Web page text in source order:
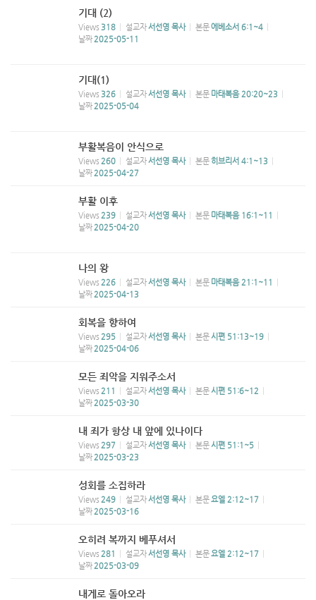
기대 (2)
Views 318 설교자서선영 목사 본문에베소서 6:1~4
날짜 2025-05-11
기대(1)
Views 326 설교자서선영 목사 본문 마태복음 20:20~23
날짜 2025-05-04
부활복음이 안식으로
Views 260 설교자서선영 목사 본문히브리서 4:1~13
날짜 2025-04-27
부활 이후
Views 239 설교자서선영 목사 본문 마태복음 16:1~11
날짜 2025-04-20
나의 왕
Views 226 설교자서선영 목사 본문 마태복음 21:1~11
날짜 2025-04-13
회복을 향하여
Views 295 설교자서선영 목사 본문 시편 51:13~19
날짜 2025-04-06
모든 죄악을 지워주소서
Views 211 설교자서선영 목사 본문 시편 51:6~12
날짜 2025-03-30
내 죄가 항상 내 앞에 있나이다
Views 297 설교자서선영 목사 본문 시편 51:1~5
날짜 2025-03-23
성회를 소집하라
Views 249 설교자서선영 목사 본문요엘 2:12~17
날짜 2025-03-16
오히려 복까지 베푸셔서
Views 281 설교자서선영 목사 본문요엘 2:12~17
날짜 2025-03-09
내게로 돌아오라